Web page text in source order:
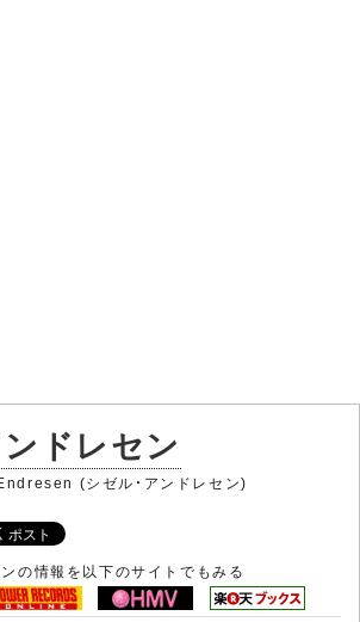
ドレセン
(シゼル・アンドレセン)
の情報を以下のサイトでもみる